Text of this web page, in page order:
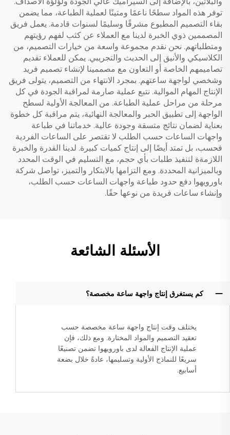
توفر هذه المواد سطحًا ناعمًا ومتينًا لعملية الطباعة، مما يضمن
بقاء التصميم المطبوع مشرقًا وسليمًا لسنوات قادمة. يعمل فريق
المصممين ذوي الخبرة لدينا مع العملاء عن كثب لفهم رؤيتهم
ومتطلباتهم. نحن نقدم مجموعة واسعة من خيارات التصميم، من
الكلاسيكي والأنيق إلى الحديث والتجريبي. يمكن للعملاء تقديم
تصاميمهم الخاصة أو التعاون مع مصممينا لإنشاء تصميم فريد
وشخصي لواجهة ساعتهم. بمجرد الانتهاء من التصميم، يتولى فريق
الإنتاج المهام الموالية. نتبع عملية صارمة لمراقبة الجودة في كل
مرحلة من مراحل عملية الطباعة. من المعالجة الأولية لسطح
الواجهة إلى تطبيق الحبر والمعالجة النهائية، يتم مراقبة كل خطوة
بعناية لضمان نتائج متسقة وجودة عالية. خدماتنا في طباعة
واجهات الساعات حسب الطلب لا تقتصر على الساعات الفردية
فحسب، بل تمتد أيضًا إلى إنتاج كميات كبيرة. لدينا القدرة والخبرة
اللازمةة لتنفيذ طلبات بأي حجم، مع التسليم في الوقت المحدد
وبالميزانية المحددة. ومع التزامها بالابتكار والتميز، تواصل شركة
باورويهوا دفع حدود طباعة واجهات الساعات حسب الطلب،
وإنشاء ساعات فريدة من نوعها حقًا.
الأسئلة الشائعة
كم يستغرق إنتاج واجهة ساعة مخصصة؟
يختلف وقت إنتاج واجهة ساعة مخصصة حسب
تعقيد التصميم والمواد المختارة. ومع ذلك، فإن
عملية الإنتاج الفعالة لدى باورويهوا تضمن تصنيعًا
سريعًا للنماذج الأولية وتسليمها، عادةً خلال بضعة
أسابيع.